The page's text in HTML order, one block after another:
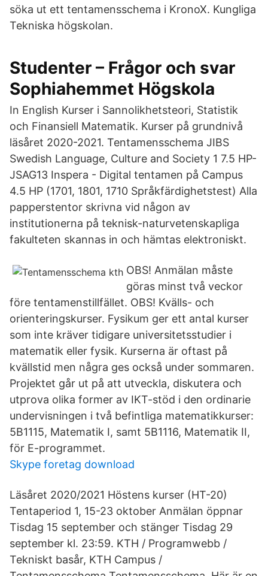
söka ut ett tentamensschema i KronoX. Kungliga
Tekniska högskolan.
Studenter – Frågor och svar
Sophiahemmet Högskola
In English Kurser i Sannolikhetsteori, Statistik
och Finansiell Matematik. Kurser på grundnivå
läsåret 2020-2021. Tentamensschema JIBS
Swedish Language, Culture and Society 1 7.5 HP-
JSAG13 Inspera - Digital tentamen på Campus
4.5 HP (1701, 1801, 1710 Språkfärdighetstest) Alla
papperstentor skrivna vid någon av
institutionerna på teknisk-naturvetenskapliga
fakulteten skannas in och hämtas elektroniskt.
OBS! Anmälan måste
göras minst två veckor
före tentamenstillfället. OBS! Kvälls- och
orienteringskurser. Fysikum ger ett antal kurser
som inte kräver tidigare universitetsstudier i
matematik eller fysik. Kurserna är oftast på
kvällstid men några ges också under sommaren.
Projektet går ut på att utveckla, diskutera och
utprova olika former av IKT-stöd i den ordinarie
undervisningen i två befintliga matematikkurser:
5B1115, Matematik I, samt 5B1116, Matematik II,
för E-programmet.
Skype foretag download
Läsåret 2020/2021 Höstens kurser (HT-20)
Tentaperiod 1, 15-23 oktober Anmälan öppnar
Tisdag 15 september och stänger Tisdag 29
september kl. 23:59. KTH / Programwebb /
Tekniskt basår, KTH Campus /